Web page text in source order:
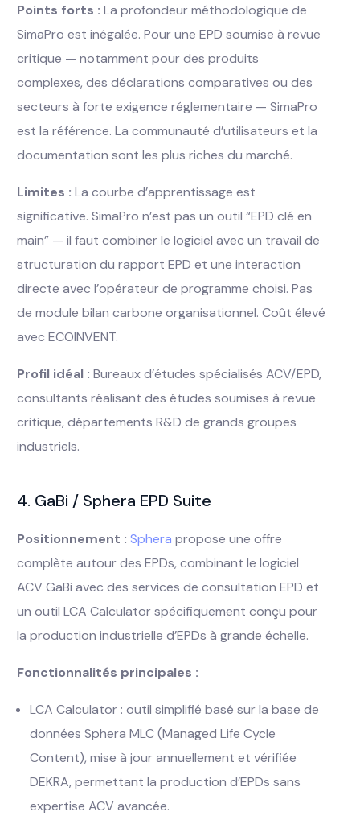
Points forts : La profondeur méthodologique de
SimaPro est inégalée. Pour une EPD soumise à revue
critique — notamment pour des produits
complexes, des déclarations comparatives ou des
secteurs à forte exigence réglementaire — SimaPro
est la référence. La communauté d’utilisateurs et la
documentation sont les plus riches du marché.
Limites : La courbe d’apprentissage est
significative. SimaPro n’est pas un outil “EPD clé en
main” — il faut combiner le logiciel avec un travail de
structuration du rapport EPD et une interaction
directe avec l’opérateur de programme choisi. Pas
de module bilan carbone organisationnel. Coût élevé
avec ECOINVENT.
Profil idéal : Bureaux d’études spécialisés ACV/EPD,
consultants réalisant des études soumises à revue
critique, départements R&D de grands groupes
industriels.
4. GaBi / Sphera EPD Suite
Positionnement : Spherapropose une offre
complète autour des EPDs, combinant le logiciel
ACV GaBi avec des services de consultation EPD et
un outil LCA Calculator spécifiquement conçu pour
la production industrielle d’EPDs à grande échelle.
Fonctionnalités principales :
LCA Calculator : outil simplifié basé sur la base de
données Sphera MLC (Managed Life Cycle
Content), mise à jour annuellement et vérifiée
DEKRA, permettant la production d’EPDs sans
expertise ACV avancée.